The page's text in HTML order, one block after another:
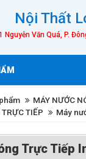
Nội Thất
Nguyễn Văn Quá, P.
MÁY NƯỚC
TIẾP
Máy
Trực Tiếp